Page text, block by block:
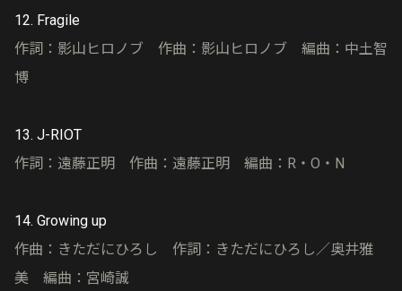
12. Fragile
作詞：影山ヒロノブ 作曲：影山ヒロノブ 編曲：中土智
博
13. J-RIOT
作詞：遠藤正明 作曲：遠藤正明 編曲：R・O・N
14. Growing up
作曲：きただにひろし 作詞：きただにひろし／奥井雅
美 編曲：宮崎誠